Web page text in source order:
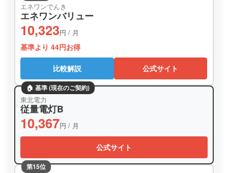
エネワンでんき
エネワンバリュー
10,323円 / 月
基準より 44円お得
比較解説 公式サイト
🏠 基準 (現在のご契約)
東北電力
従量電灯B
10,367円 / 月
公式サイト
第15位